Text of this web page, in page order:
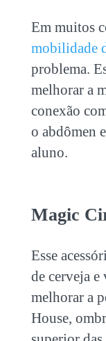
Em muitos
mobilidade
problema.
melhorar a
conexão
o abdômen
aluno.
Magic
Esse
de cerveja
melhorar a
House,